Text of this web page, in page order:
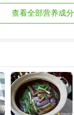
查看全部营养成分